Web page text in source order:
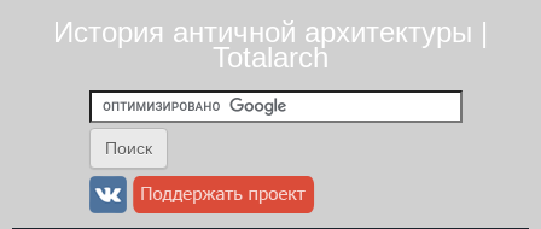
История античной архитектуры |
Totalarch